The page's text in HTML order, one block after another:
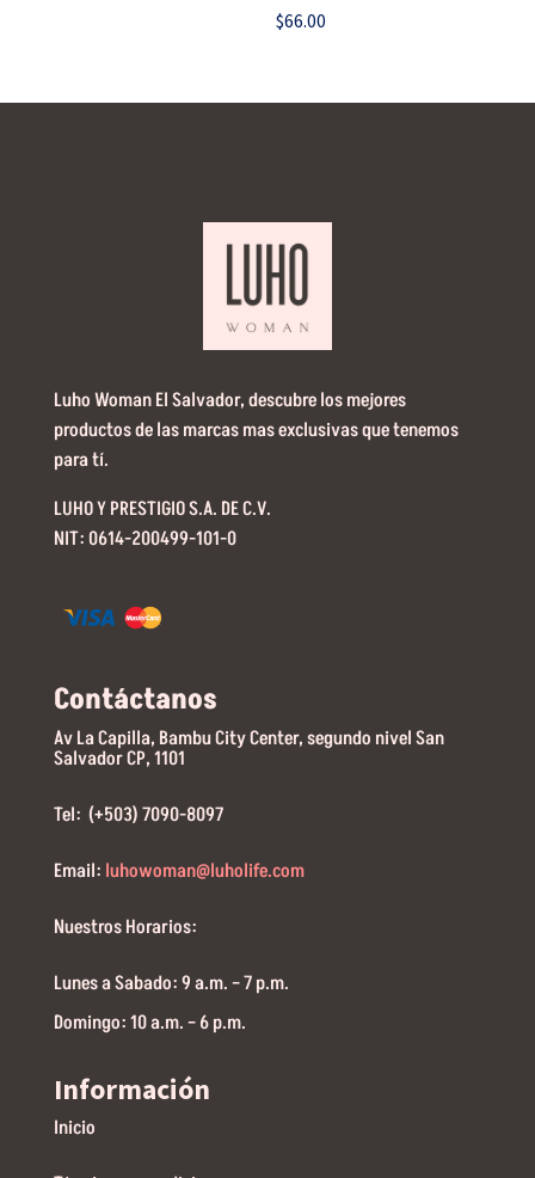
$66.00
Luho Woman El Salvador, descubre los mejores
productos de las marcas mas exclusivas que tenemos
para tí.
LUHO Y PRESTIGIO S.A. DE C.V.
NIT: 0614-200499-101-0
Contáctanos
Av La Capilla, Bambu City Center, segundo nivel San
Salvador CP, 1101
Tel: (+503) 7090-8097
Email: luhowoman@luholife.com
Nuestros Horarios:
Lunes a Sabado: 9 a.m. – 7 p.m.
Domingo: 10 a.m. – 6 p.m.
Información
Inicio